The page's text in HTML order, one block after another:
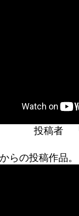
投稿者
らの投稿作品